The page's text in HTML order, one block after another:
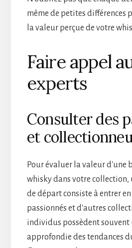
même de petites différences
la valeur perçue de votre
Faire appel
experts
Consulter des
et
Pour évaluer la valeur d'une
whisky dans votre
de départ consiste à entrer
passionnés et d'autres
individus possèdent souvent
approfondie des tendances